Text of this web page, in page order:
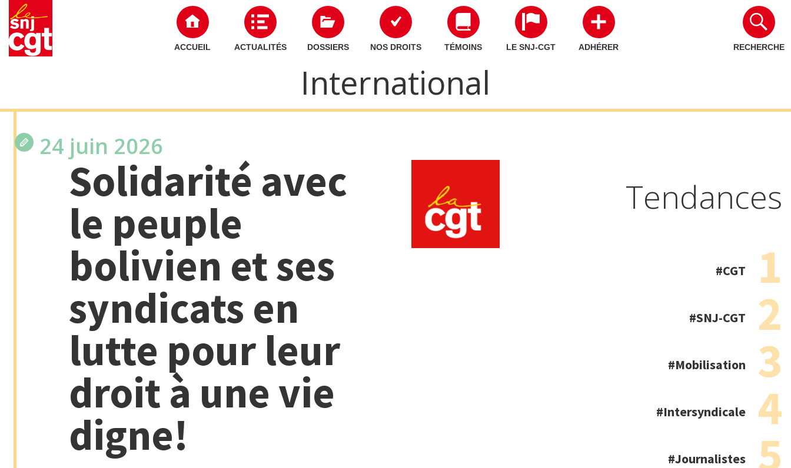
ACCUEIL ACTUALITÉS DOSSIERS NOS DROITS TÉMOINS LE SNJ-CGT ADHÉRER RECHERCHE
International
Tendances
CGT
SNJ-CGT
Mobilisation
Intersyndicale
Journalistes
24 juin 2026
Solidarité avec
le peuple
bolivien et ses
syndicats en
lutte pour leur
droit à une vie
digne!